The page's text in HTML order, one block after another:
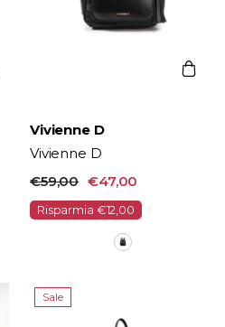
Vendor:
Vivienne D
Vivienne D
€59,00 €47,00
Risparmia €12,00
Sale